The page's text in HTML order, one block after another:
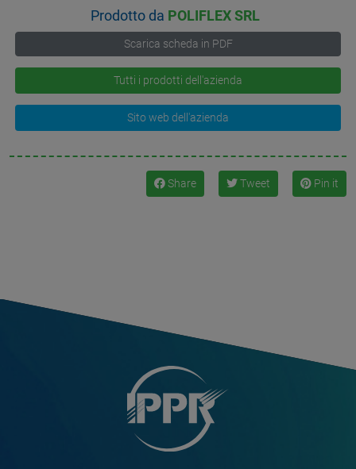
Prodotto da POLIFLEX SRL
Scarica scheda in PDF
Tutti i prodotti dell'azienda
Sito web dell'azienda
Share Tweet Pin it